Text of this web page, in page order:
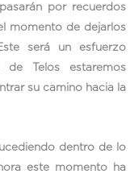
por recuerdos
momento de dejarlos
será un esfuerzo
Telos estaremos
su camino hacia la
dentro de lo
este momento ha